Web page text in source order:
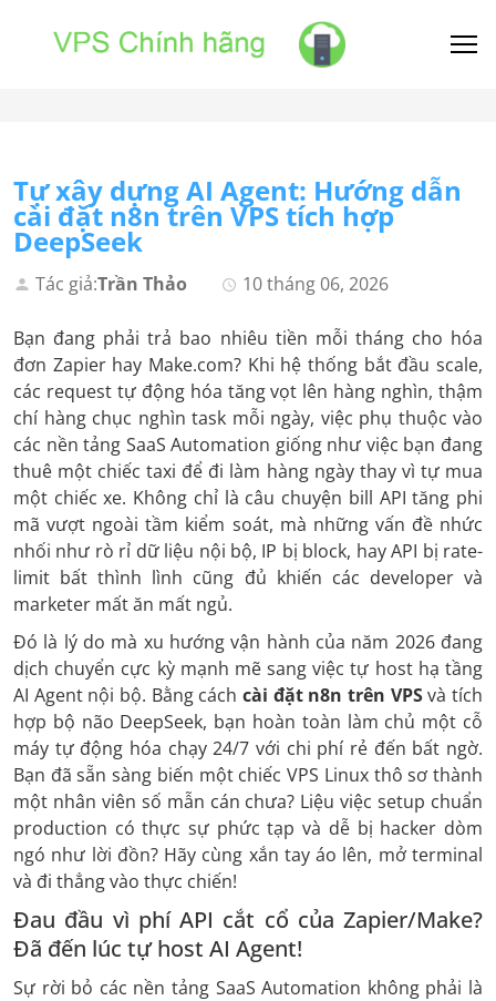
Tự xây dựng AI Agent: Hướng dẫn
cài đặt n8n trên VPS tích hợp
DeepSeek
Tác giả:Trần Thảo 10 tháng 06, 2026
Bạn đang phải trả bao nhiêu tiền mỗi tháng cho hóa
đơn Zapier hay Make.com? Khi hệ thống bắt đầu scale,
các request tự động hóa tăng vọt lên hàng nghìn, thậm
chí hàng chục nghìn task mỗi ngày, việc phụ thuộc vào
các nền tảng SaaS Automation giống như việc bạn đang
thuê một chiếc taxi để đi làm hàng ngày thay vì tự mua
một chiếc xe. Không chỉ là câu chuyện bill API tăng phi
mã vượt ngoài tầm kiểm soát, mà những vấn đề nhức
nhối như rò rỉ dữ liệu nội bộ, IP bị block, hay API bị rate-
limit bất thình lình cũng đủ khiến các developer và
marketer mất ăn mất ngủ.
Đó là lý do mà xu hướng vận hành của năm 2026 đang
dịch chuyển cực kỳ mạnh mẽ sang việc tự host hạ tầng
AI Agent nội bộ. Bằng cách cài đặt n8n trên VPSvà tích
hợp bộ não DeepSeek, bạn hoàn toàn làm chủ một cỗ
máy tự động hóa chạy 24/7 với chi phí rẻ đến bất ngờ.
Bạn đã sẵn sàng biến một chiếc VPS Linux thô sơ thành
một nhân viên số mẫn cán chưa? Liệu việc setup chuẩn
production có thực sự phức tạp và dễ bị hacker dòm
ngó như lời đồn? Hãy cùng xắn tay áo lên, mở terminal
và đi thẳng vào thực chiến!
Đau đầu vì phí API cắt cổ của Zapier/Make?
Đã đến lúc tự host AI Agent!
Sự rời bỏ các nền tảng SaaS Automation không phải là